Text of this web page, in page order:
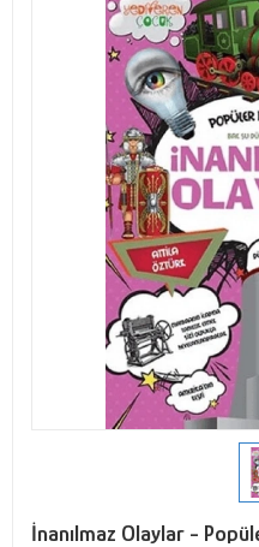
İnanılmaz Olaylar -